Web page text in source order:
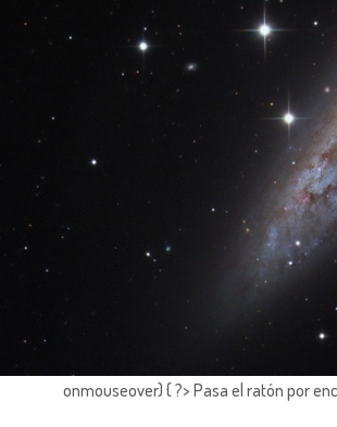
onmouseover) { ?> Pasa el ratón por